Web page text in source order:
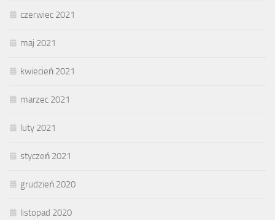
czerwiec 2021
maj 2021
kwiecień 2021
marzec 2021
luty 2021
styczeń 2021
grudzień 2020
listopad 2020